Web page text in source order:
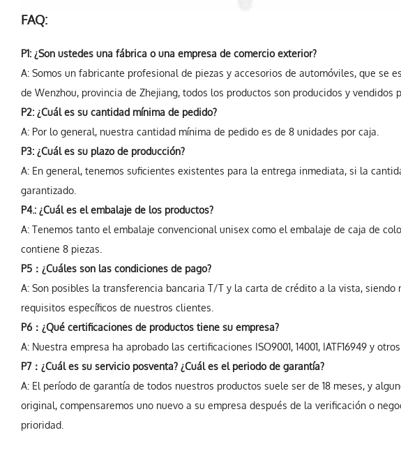
FAQ:
P1: ¿Son ustedes una fábrica o una empresa de comercio exterior?
A: Somos un fabricante profesional de piezas y accesorios de automóviles, que
de Wenzhou, provincia de Zhejiang, todos los productos son producidos y
P2: ¿Cuál es su cantidad mínima de pedido?
A: Por lo general, nuestra cantidad mínima de pedido es de 8 unidades por caja.
P3: ¿Cuál es su plazo de producción?
A: En general, tenemos suficientes existentes para la entrega inmediata, si la
garantizado.
P4.: ¿Cuál es el embalaje de los productos?
A: Tenemos tanto el embalaje convencional unisex como el embalaje de caja de
contiene 8 piezas.
P5：¿Cuáles son las condiciones de pago?
A: Son posibles la transferencia bancaria T/T y la carta de crédito a la vista,
requisitos específicos de nuestros clientes.
P6：¿Qué certificaciones de productos tiene su empresa?
A: Nuestra empresa ha aprobado las certificaciones ISO9001, 14001, IATF16949 y
P7：¿Cuál es su servicio posventa? ¿Cuál es el periodo de garantía?
A: El período de garantía de todos nuestros productos suele ser de 18 meses, y
original, compensaremos uno nuevo a su empresa después de la verificación o
prioridad.